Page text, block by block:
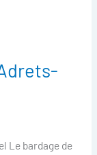
Le bardage de